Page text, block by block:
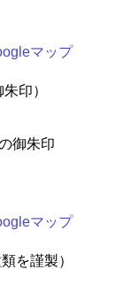
マップ
印）
御朱印
マップ
を謹製）